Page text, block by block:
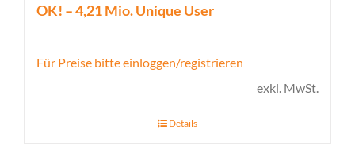
OK! – 4,21 Mio. Unique User
Für Preise bitte einloggen/registrieren
exkl. MwSt.
Details